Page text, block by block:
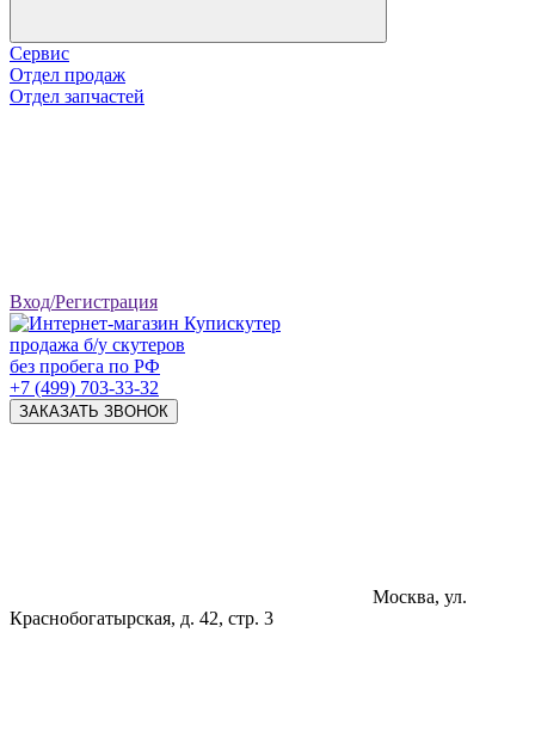
Сервис
Отдел продаж
Отдел запчастей
Вход/Регистрация
продажа б/у скутеров
без пробега по РФ
+7 (499) 703-33-32
ЗАКАЗАТЬ ЗВОНОК
Москва, ул.
Краснобогатырская, д. 42, стр. 3